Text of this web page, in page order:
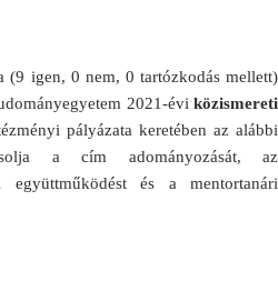
(9 igen, 0 nem, 0 tartózkodás mellett)
2021-évi közismereti
pályázata keretében az alábbi
a cím adományozását, az
együttműködést és a mentortanári